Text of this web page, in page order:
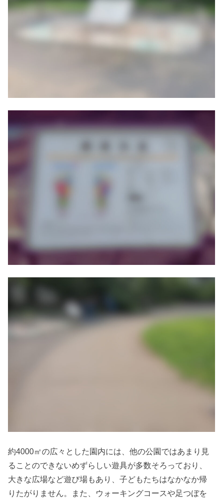
約4000㎡の広々とした園内には、他の公園ではあまり見
ることのできないめずらしい遊具が多数そろっており、
大きな広場など遊び場もあり
、子どもたちはなかなか帰
りたがりません。また、ウォーキングコースや足つぼを